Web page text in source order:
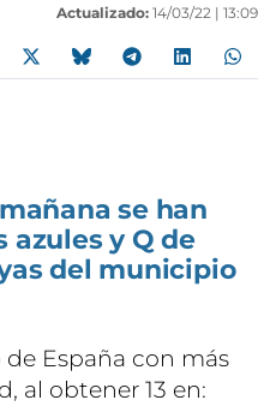
Actualizado: 14/03/22 | 13:09
se han
azules y Q de
del municipio
España con más
al obtener 13 en: